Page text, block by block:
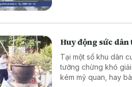
Huy động sức
T ại một số khu dân
tưởng chừng khó
kém mỹ quan, hay